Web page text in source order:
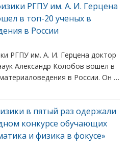
РГПУ им. А. И. Герцена
в топ-20 ученых в
в России
РГПУ им. А. И. Герцена доктор
Александр Колобов вошел в
в России. Он …
в пятый раз одержали
конкурсе обучающих
и физика в фокусе»